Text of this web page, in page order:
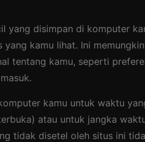
yang disimpan di komputer
yang kamu lihat. Ini
tentang kamu, seperti
kamu untuk waktu
atau untuk jangka
tidak disetel oleh situs ini